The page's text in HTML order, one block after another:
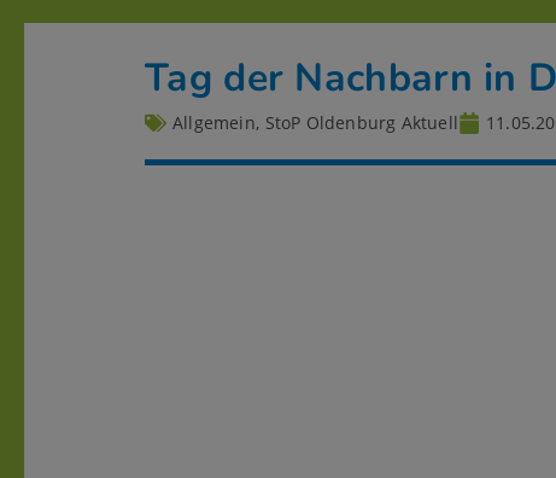
Tag der Nachbarn in
Allgemein, StoP Oldenburg Aktuell